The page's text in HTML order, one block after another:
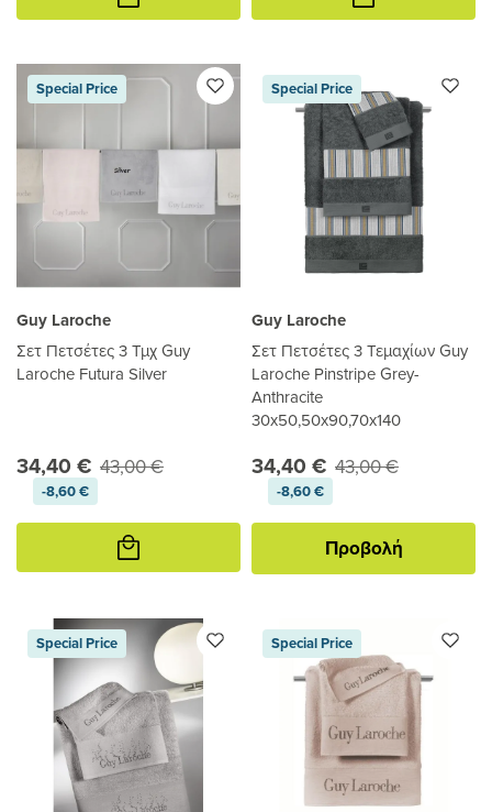
καλάθι
καλάθι
Special Price
Guy Laroche
Σετ Πετσέτες 3 Τμχ Guy
Laroche Futura Silver
34,40 € 43,00 €
-8,60 €
Προσθήκη
καλάθι
Special Price
Guy Laroche
Σετ Πετσέτες 3 Τεμαχίων Guy
Laroche Pinstripe Grey-
Anthracite
30x50,50x90,70x140
34,40 € 43,00 €
-8,60 €
Προβολή
Special Price Special Price